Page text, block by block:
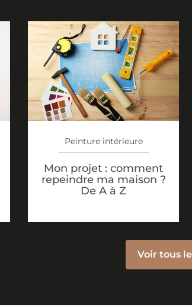
Peinture intérieure
Mon projet : comment
repeindre ma maison ?
De A à Z
Voir tous